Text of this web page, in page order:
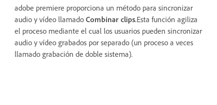
adobe premiere proporciona un método para sincronizar
audio y vídeo llamado Combinar clips.Esta función agiliza
el proceso mediante el cual los usuarios pueden sincronizar
audio y vídeo grabados por separado (un proceso a veces
llamado grabación de doble sistema).